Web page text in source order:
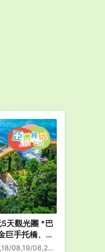
觀光團 *巴
巨手托橋、法
文化遺產」
08,29/08,30/08,31/08,01/09,02/09,03/09,04/09,05/09,06/09